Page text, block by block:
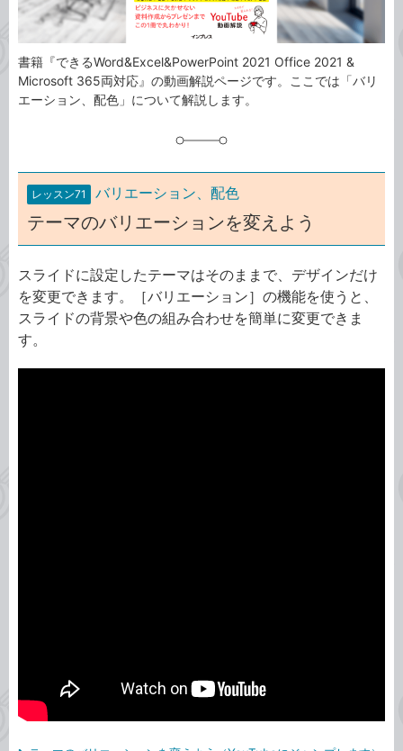
書籍『できるWord&Excel&PowerPoint 2021 Office 2021 &
Microsoft 365両対応』の動画解説ページです。ここでは「バリ
エーション、配色」について解説します。
レッスン71 バリエーション、配色
テーマのバリエーションを変えよう
スライドに設定したテーマはそのままで、デザインだけ
を変更できます。［バリエーション］の機能を使うと、
スライドの背景や色の組み合わせを簡単に変更できま
す。